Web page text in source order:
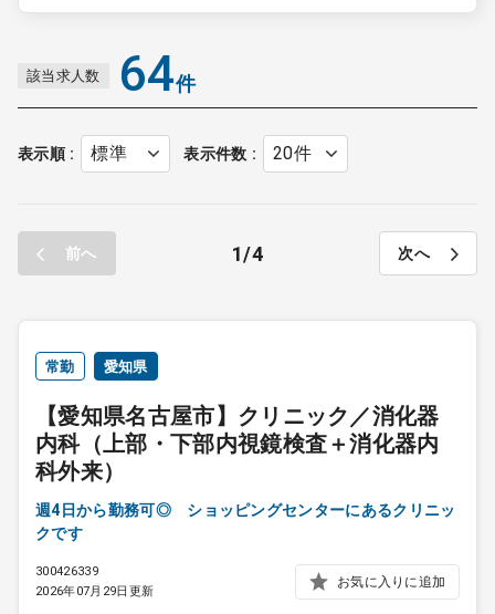
受付時間 9:00 ～ 18:00（平日）
0120-337-613
クリニック開業
お問合せ
該当求人数 64件
表示順 表示件数
前へ 1 4 次へ
常勤 愛知県
【愛知県名古屋市】クリニック／消化器
内科（上部・下部内視鏡検査＋消化器内
科外来）
週4日から勤務可◎ ショッピングセンターにあるクリニッ
クです
300426339
2026年07月29日更新
お気に入りに追加